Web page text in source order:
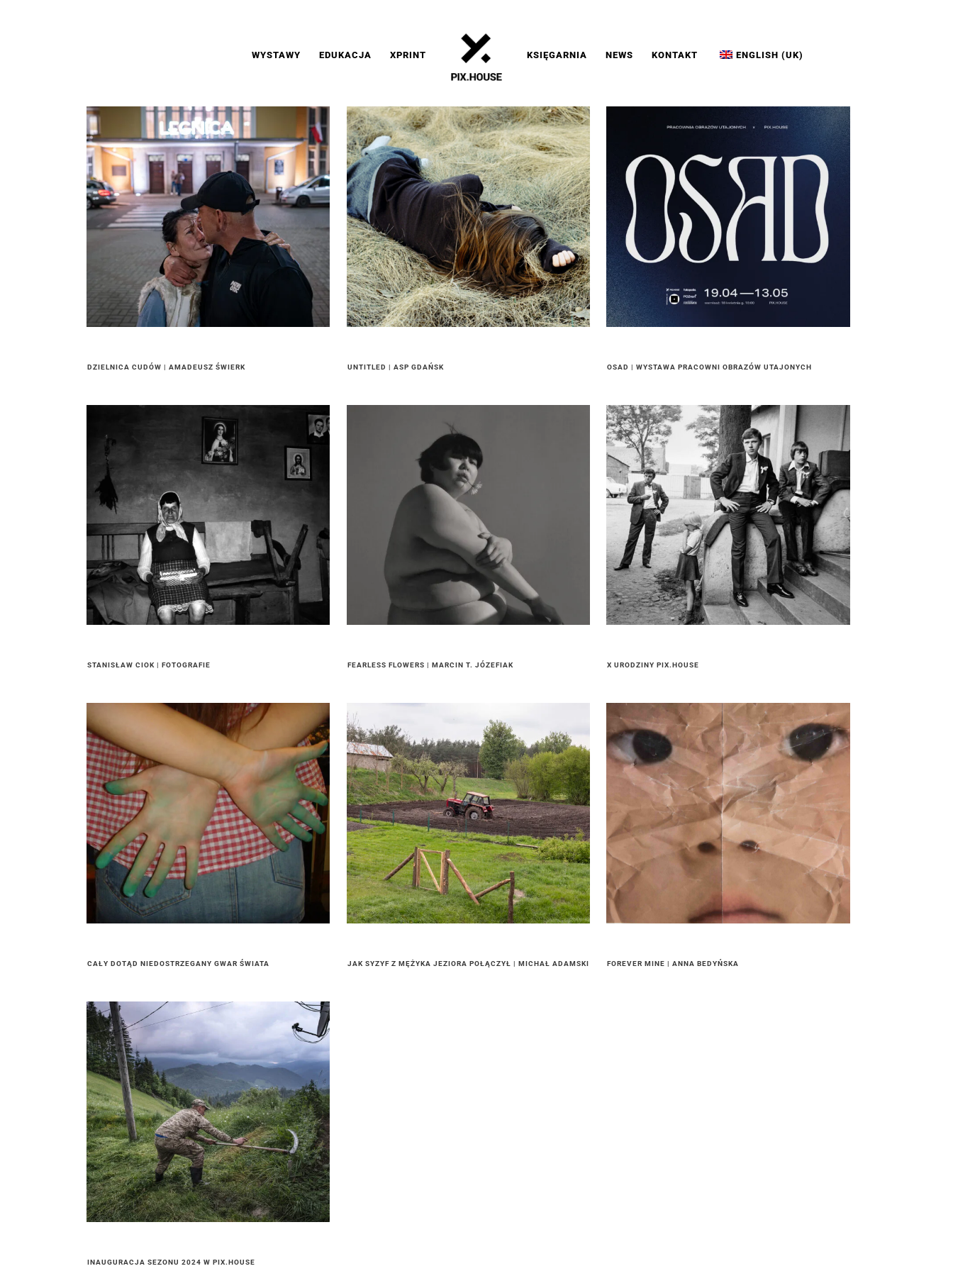
WYSTAWY EDUKACJA XPRINT KSIĘGARNIA NEWS KONTAKT ENGLISH (UK)
DZIELNICA CUDÓW | AMADEUSZ ŚWIERK UNTITLED | ASP GDAŃSK OSAD | WYSTAWA PRACOWNI OBRAZÓW UTAJONYCH
STANISŁAW CIOK | FOTOGRAFIE FEARLESS FLOWERS | MARCIN T. JÓZEFIAK X URODZINY PIX.HOUSE
CAŁY DOTĄD NIEDOSTRZEGANY GWAR ŚWIATA JAK SYZYF Z MĘŻYKA JEZIORA POŁĄCZYŁ | MICHAŁ ADAMSKI FOREVER MINE | ANNA BEDYŃSKA
INAUGURACJA SEZONU 2024 W PIX.HOUSE